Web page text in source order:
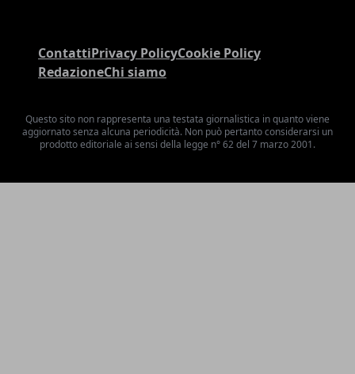
ContattiPrivacy PolicyCookie Policy
RedazioneChi siamo
Questo sito non rappresenta una testata giornalistica in quanto viene
aggiornato senza alcuna periodicità. Non può pertanto considerarsi un
prodotto editoriale ai sensi della legge n° 62 del 7 marzo 2001.